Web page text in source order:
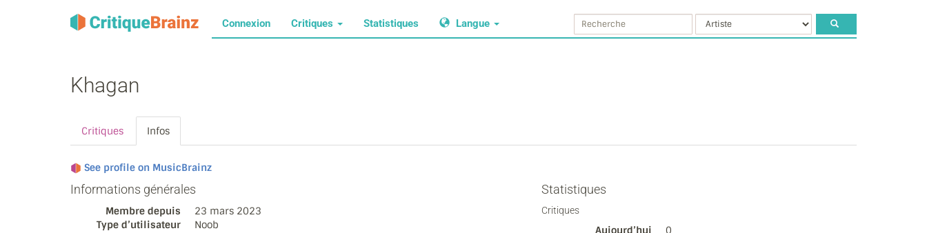
Connexion Critiques Statistiques Langue
Khagan
Critiques Infos
See profile on MusicBrainz
Informations générales
Membre depuis
23 mars 2023
Type d’utilisateur
Noob
Statistiques
Critiques
Aujourd’hui
0